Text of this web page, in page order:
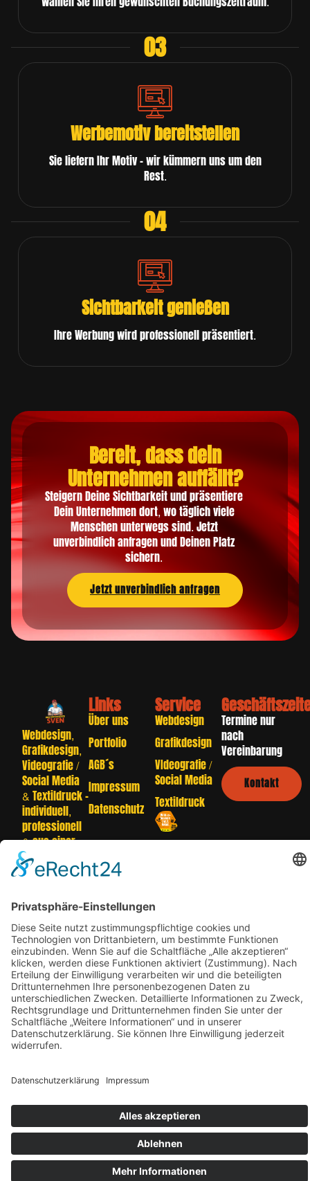
03
Werbemotiv bereitstellen
Sie liefern Ihr Motiv – wir kümmern uns um den
Rest.
04
Sichtbarkeit genießen
Ihre Werbung wird professionell präsentiert.
Bereit, dass dein
Unternehmen auffällt?
Steigern Deine Sichtbarkeit und präsentiere
Dein Unternehmen dort, wo täglich viele
Menschen unterwegs sind. Jetzt
unverbindlich anfragen und Deinen Platz
sichern.
Jetzt unverbindlich anfragen
Webdesign,
Grafikdesign,
Videografie /
Social Media
& Textildruck –
individuell,
professionell
& aus einer
Hand.
Westerstr. 1 •
Wildeshausen
moin@dertaetowiertesven.de
04431
70 63
055
Links
Über uns
Portfolio
AGB´s
Impressum
Datenschutz
Service
Webdesign
Grafikdesign
VIdeografie /
Social Media
Textildruck
Termine nur
nach
Vereinbarung
Kontakt
Sven Lietzau ©
2026 Alle Rechte